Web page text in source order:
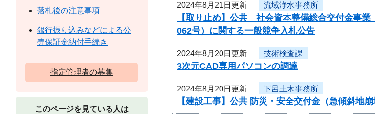
2024年8月21日更新 流域浄水事務所
【取り止め】公共 社会資本整備総合交付金事
062号）に関する一般競争入札公告
2024年8月20日更新 技術検査課
3次元CAD専用パソコンの調達
2024年8月20日更新 下呂土木事務所
【建設工事】公共 防災・安全交付金（急傾斜地
落札後の注意事項
銀行振り込みなどによる公
売保証金納付手続き
指定管理者の募集
このページを見ている人は